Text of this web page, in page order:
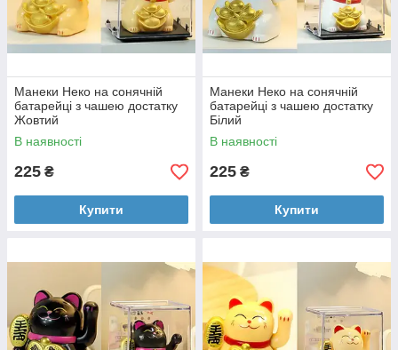
Манеки Неко на сонячній
батарейці з чашею достатку
Жовтий
В наявності
225 ₴
Купити
Манеки Неко на сонячній
батарейці з чашею достатку
Білий
В наявності
225 ₴
Купити